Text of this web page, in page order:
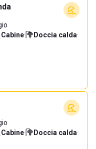
Cabine· Doccia calda·
Cabine· Doccia calda·